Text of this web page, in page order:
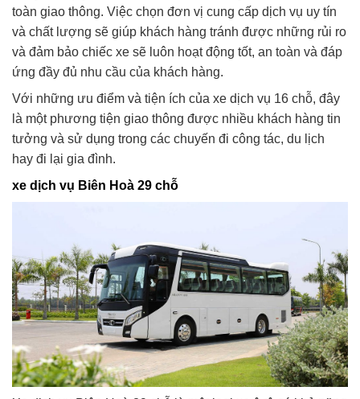
toàn giao thông. Việc chọn đơn vị cung cấp dịch vụ uy tín
và chất lượng sẽ giúp khách hàng tránh được những rủi ro
và đảm bảo chiếc xe sẽ luôn hoạt động tốt, an toàn và đáp
ứng đầy đủ nhu cầu của khách hàng.
Với những ưu điểm và tiện ích của xe dịch vụ 16 chỗ, đây
là một phương tiện giao thông được nhiều khách hàng tin
tưởng và sử dụng trong các chuyến đi công tác, du lịch
hay đi lại gia đình.
xe dịch vụ Biên Hoà 29 chỗ